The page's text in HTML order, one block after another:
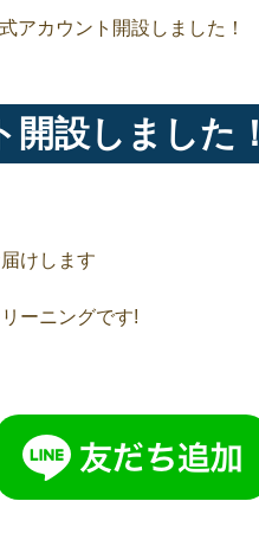
アカウント開設しました！
設しました！
けします
ーニングです!